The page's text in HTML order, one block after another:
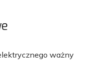
ważny